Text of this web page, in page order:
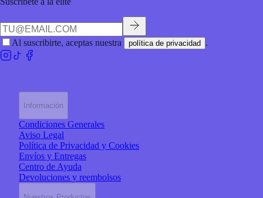
Al suscribirte, aceptas nuestra política de privacidad .
Información
Condiciones Generales
Aviso Legal
Política de Privacidad y Cookies
Envíos y Entregas
Centro de Ayuda
Devoluciones y reembolsos